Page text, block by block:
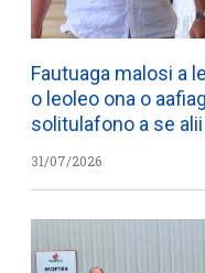
Fautuaga malosi a
o leoleo ona o
solitulafono a se
31/07/2026